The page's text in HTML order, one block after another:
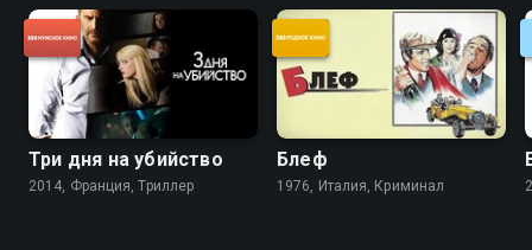
Три дня на убийство
2014, Франция, Триллер
Блеф
1976, Италия, Криминал